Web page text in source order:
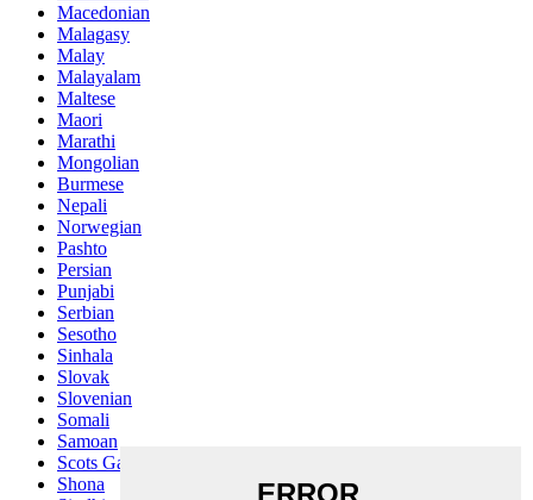
Macedonian
Malagasy
Malay
Malayalam
Maltese
Maori
Marathi
Mongolian
Burmese
Nepali
Norwegian
Pashto
Persian
Punjabi
Serbian
Sesotho
Sinhala
Slovak
Slovenian
Somali
Samoan
Scots Gaelic
Shona